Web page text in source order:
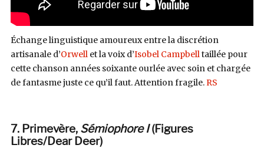
Échange linguistique amoureux entre la discrétion
artisanale d’Orwellet la voix d’Isobel Campbelltaillée pour
cette chanson années soixante ourlée avec soin et chargée
de fantasme juste ce qu’il faut. Attention fragile.RS
7. Primevère, Sémiophore I(Figures
Libres/Dear Deer)